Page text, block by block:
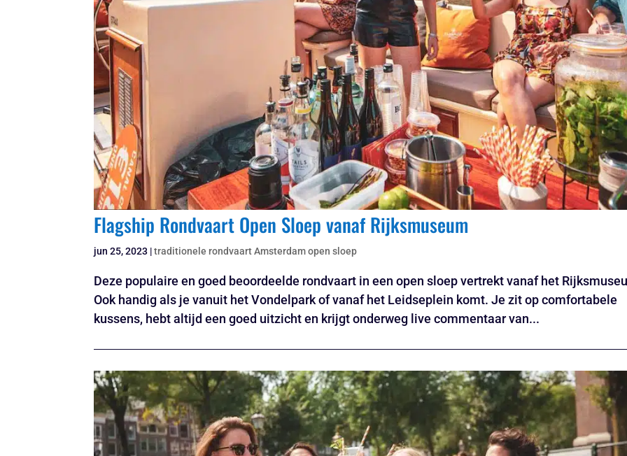
Flagship Rondvaart Open Sloep vanaf Rijksmuseum
jun 25, 2023 |traditionele rondvaart Amsterdam open sloep
Deze populaire en goed beoordeelde rondvaart in een open sloep vertrekt vanaf het
Ook handig als je vanuit het Vondelpark of vanaf het Leidseplein komt. Je zit op comfortabele
kussens, hebt altijd een goed uitzicht en krijgt onderweg live commentaar van...